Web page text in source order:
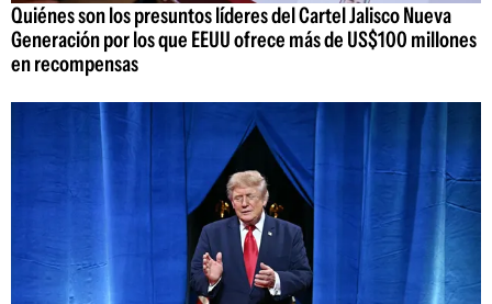
Quiénes son los presuntos líderes del Cartel Jalisco Nueva
Generación por los que EEUU ofrece más de US$100 millones
en recompensas